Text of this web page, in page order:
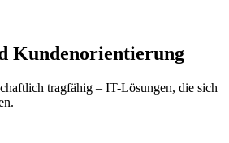
Kundenorientierung
tragfähig – IT-Lösungen, die sich